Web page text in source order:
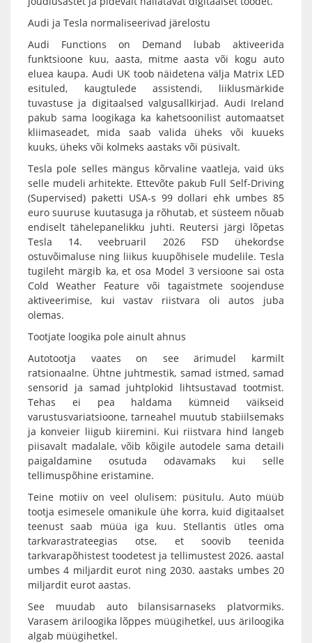
Audi ja Tesla normaliseerivad järelostu
Audi Functions on Demand lubab aktiveerida
funktsioone kuu, aasta, mitme aasta või kogu auto
eluea kaupa. Audi UK toob näidetena välja Matrix LED
esituled, kaugtulede assistendi, liiklusmärkide
tuvastuse ja digitaalsed valgusallkirjad. Audi Ireland
pakub sama loogikaga ka kahetsoonilist automaatset
kliimaseadet, mida saab valida üheks või kuueks
kuuks, üheks või kolmeks aastaks või püsivalt.
Tesla pole selles mängus kõrvaline vaatleja, vaid üks
selle mudeli arhitekte. Ettevõte pakub Full Self-Driving
(Supervised) paketti USA-s 99 dollari ehk umbes 85
euro suuruse kuutasuga ja rõhutab, et süsteem nõuab
endiselt tähelepanelikku juhti. Reutersi järgi lõpetas
Tesla 14. veebruaril 2026 FSD ühekordse
ostuvõimaluse ning liikus kuupõhisele mudelile. Tesla
tugileht märgib ka, et osa Model 3 versioone sai osta
Cold Weather Feature või tagaistmete soojenduse
aktiveerimise, kui vastav riistvara oli autos juba
olemas.
Tootjate loogika pole ainult ahnus
Autotootja vaates on see ärimudel karmilt
ratsionaalne. Ühtne juhtmestik, samad istmed, samad
sensorid ja samad juhtplokid lihtsustavad tootmist.
Tehas ei pea haldama kümneid väikseid
varustusvariatsioone, tarneahel muutub stabiilsemaks
ja konveier liigub kiiremini. Kui riistvara hind langeb
piisavalt madalale, võib kõigile autodele sama detaili
paigaldamine osutuda odavamaks kui selle
tellimuspõhine eristamine.
Teine motiiv on veel olulisem: püsitulu. Auto müüb
tootja esimesele omanikule ühe korra, kuid digitaalset
teenust saab müüa iga kuu. Stellantis ütles oma
tarkvarastrateegias otse, et soovib teenida
tarkvarapõhistest toodetest ja tellimustest 2026. aastal
umbes 4 miljardit eurot ning 2030. aastaks umbes 20
miljardit eurot aastas.
See muudab auto bilansisarnaseks platvormiks.
Varasem äriloogika lõppes müügihetkel, uus äriloogika
algab müügihetkel.